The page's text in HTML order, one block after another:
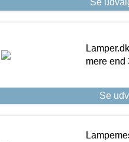
mere end
Se